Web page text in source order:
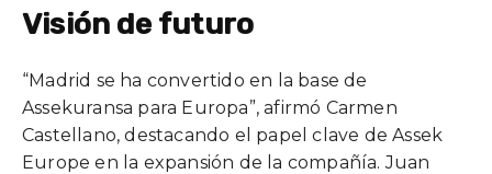
Visión de futuro
“Madrid se ha convertido en la base de
Assekuransa para Europa”, afirmó Carmen
Castellano, destacando el papel clave de Assek
Europe en la expansión de la compañía. Juan